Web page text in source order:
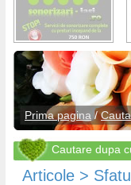
Prima pagina /
Cautare dupa
Articole >